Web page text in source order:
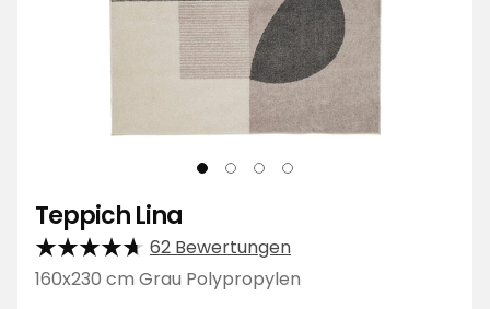
Teppich Lina
62 Bewertungen
160x230 cm Grau Polypropylen